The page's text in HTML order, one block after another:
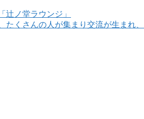
たくさんの人が集まり交流が生まれ